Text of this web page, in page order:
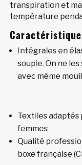
transpiration et
température
Intégrales en
souple. On ne
avec même
Textiles
femmes
Qualité
boxe française